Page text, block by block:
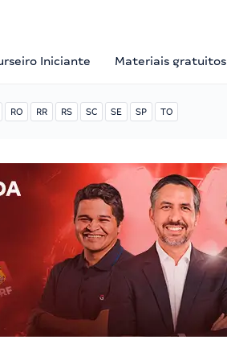
Iniciante Materiais gratuitos
RO RR RS SC SE SP TO